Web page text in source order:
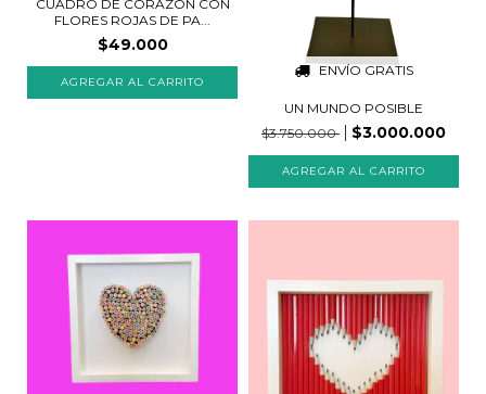
CUADRO DE CORAZON CON
FLORES ROJAS DE PA...
$49.000
AGREGAR AL CARRITO
ENVÍO GRATIS
UN MUNDO POSIBLE
$3.750.000
$3.000.000